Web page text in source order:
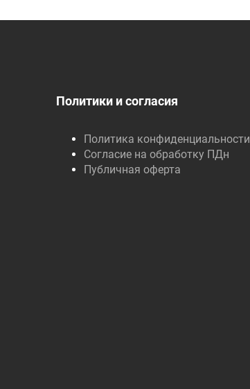
Политики и согласия
Политика конфиденциальности
Согласие на обработку ПДн
Публичная оферта